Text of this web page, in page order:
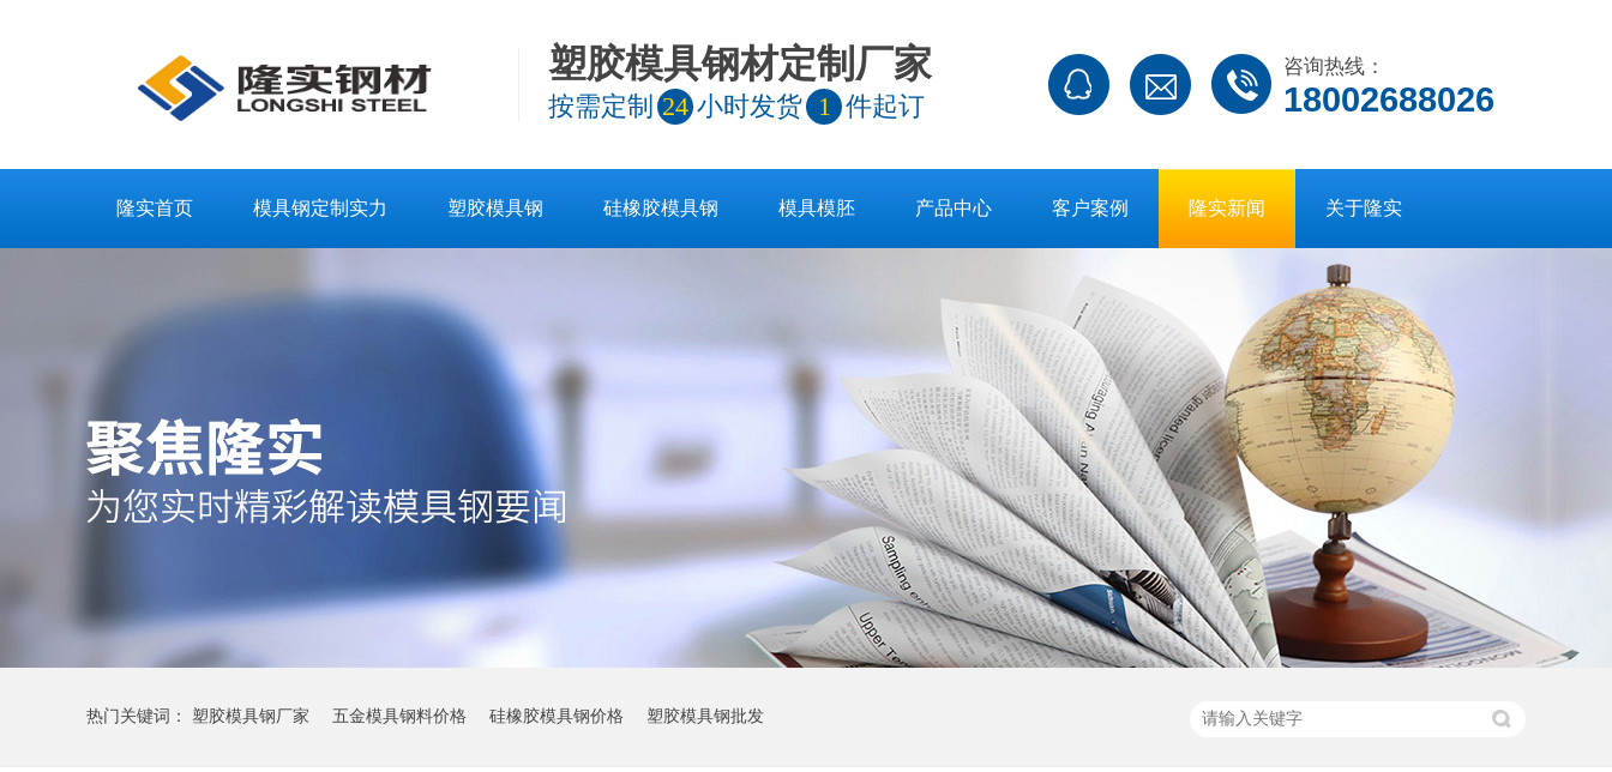
塑胶模具钢材定制厂家
按需定制 24 小时发货 1 件起订
咨询热线：
18002688026
隆实首页 模具钢定制实力 塑胶模具钢 硅橡胶模具钢 模具模胚 产品中心 客户案例 隆实新闻 关于隆实
热门关键词： 塑胶模具钢厂家 五金模具钢料价格 硅橡胶模具钢价格 塑胶模具钢批发